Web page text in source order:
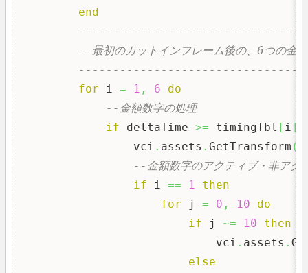
end
--最初のカットインフレーム後の、6つの金
for i = 1 , 6
do
--金額数字の処理
if deltaTime >= timingTbl [ i]
                vci
. assets . GetTransform (
--金額数字のアクティブ・非アク
if i == 1
then
for j = 0 , 10
do
if j ~= 10
then
                            vci
. assets .
else